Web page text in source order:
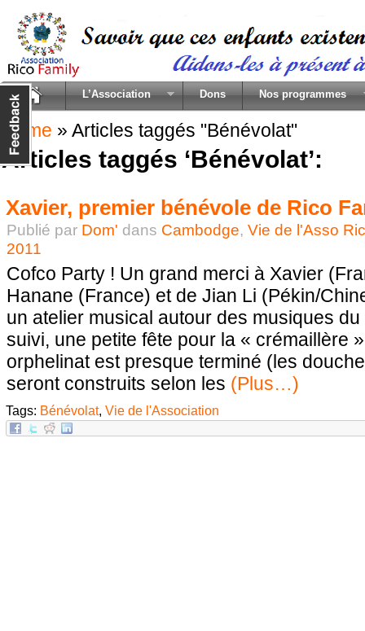
L’Association Dons Nos programmes
Home » Articles taggés "Bénévolat"
Articles taggés ‘Bénévolat’:
Xavier, premier bénévole de Rico
Publié par Dom' dans Cambodge, Vie de l'Asso
2011
Cofco Party ! Un grand merci à Xavier
Hanane (France) et de Jian Li (Pékin/
un atelier musical autour des musiques du
suivi, une petite fête pour la « crémaillère
orphelinat est presque terminé (les
seront construits selon les (Plus…)
Tags: Bénévolat, Vie de l'Association